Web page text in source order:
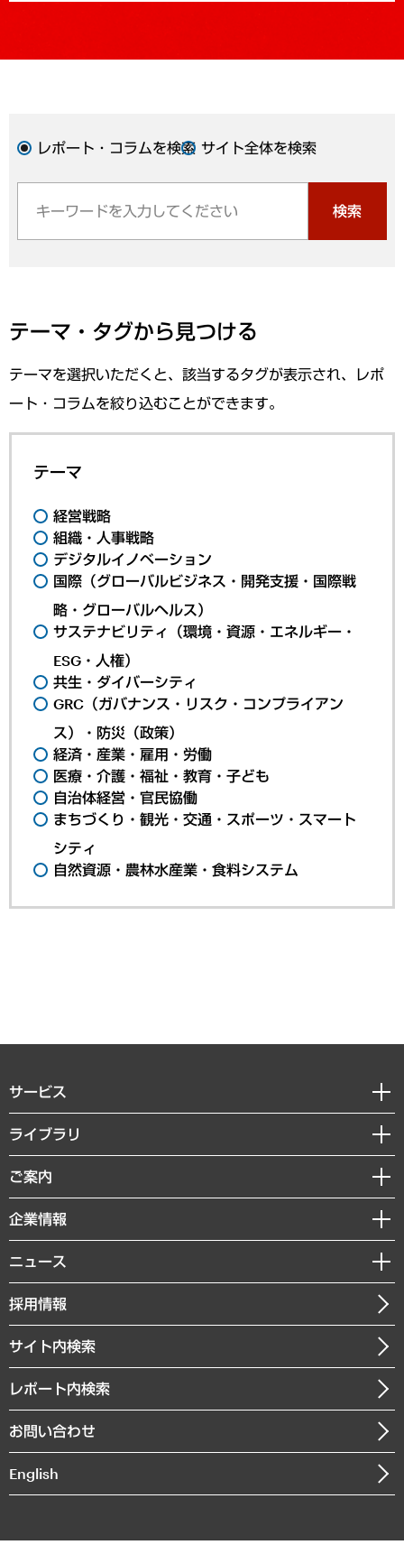
レポート・コラムを検索 サイト全体を検索
検索
テーマ・タグから見つける
テーマを選択いただくと、該当するタグが表示され、レポ
ート・コラムを絞り込むことができます。
テーマ
経営戦略
組織・人事戦略
デジタルイノベーション
国際（グローバルビジネス・開発支援・国際戦
略・グローバルヘルス）
サステナビリティ（環境・資源・エネルギー・
ESG・人権）
共生・ダイバーシティ
GRC（ガバナンス・リスク・コンプライアン
ス）・防災（政策）
経済・産業・雇用・労働
医療・介護・福祉・教育・子ども
自治体経営・官民協働
まちづくり・観光・交通・スポーツ・スマート
シティ
自然資源・農林水産業・食料システム
サービス
経営戦略
組織・人事戦略
デジタルイノベーション
共生・ダイバーシティ
GRC（ガバナンス・リスク・コンプライアンス）・防災（政策）
経済・産業・雇用・労働
まちづくり・観光・交通・スポーツ・スマートシティ
自然資源・農林水産業・食料システム
ライブラリ
経済調査
レポート
コラム
経営用語集
受託・受注実績（官公庁関連）
メディア掲載・出演
ご案内
セミナー・イベント情報
MUFGビジネスセミナー
受託案件情報
企業情報
私たちの想い
社長メッセージ
会社概要
沿革
組織図・本部部室紹介
インドネシア現地法人
個人情報保護方針
ニュース
ニュースリリース
お知らせ
採用情報
サイト内検索
レポート内検索
お問い合わせ
English